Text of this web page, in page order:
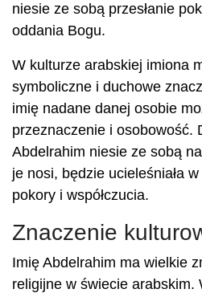
niesie ze sobą przesłanie
oddania Bogu.
W kulturze arabskiej imiona
symboliczne i duchowe
imię nadane danej osobie
przeznaczenie i osobowość.
Abdelrahim niesie ze sobą
je nosi, będzie ucieleśniała
pokory i współczucia.
Znaczenie
Imię Abdelrahim ma wielkie
religijne w świecie arabskim.